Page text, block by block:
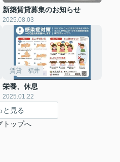
新築賃貸募集のお知らせ
2025.08.03
賃貸 福井
栄養、休息
2025.01.22
と見る
トップへ